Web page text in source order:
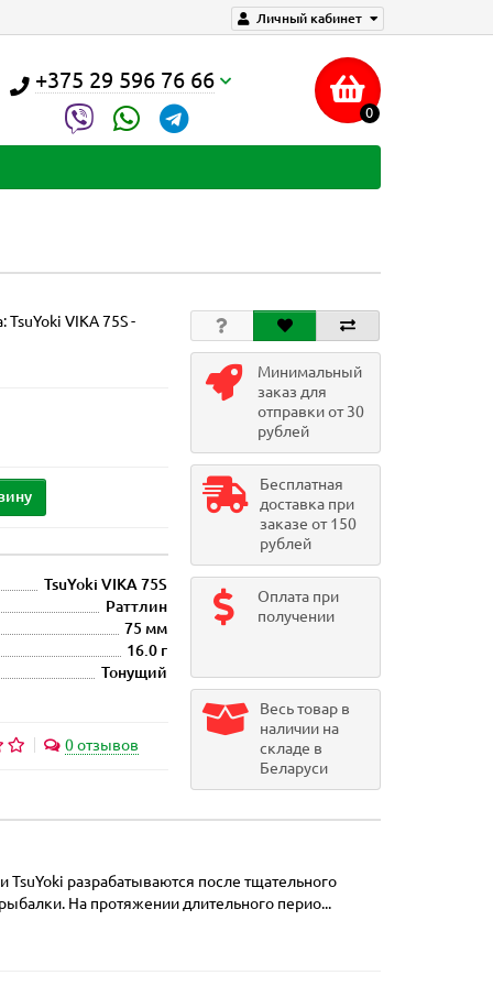
Личный кабинет
+375 29 596 76 66
0
TsuYoki VIKA 75S -
TsuYoki VIKA 75S
Раттлин
75 мм
16.0 г
Тонущий
0 отзывов
Минимальный
заказ для
отправки от 30
рублей
Бесплатная
доставка при
заказе от 150
рублей
Оплата при
получении
Весь товар в
наличии на
складе в
Беларуси
разрабатываются после тщательного
На протяжении длительного перио...